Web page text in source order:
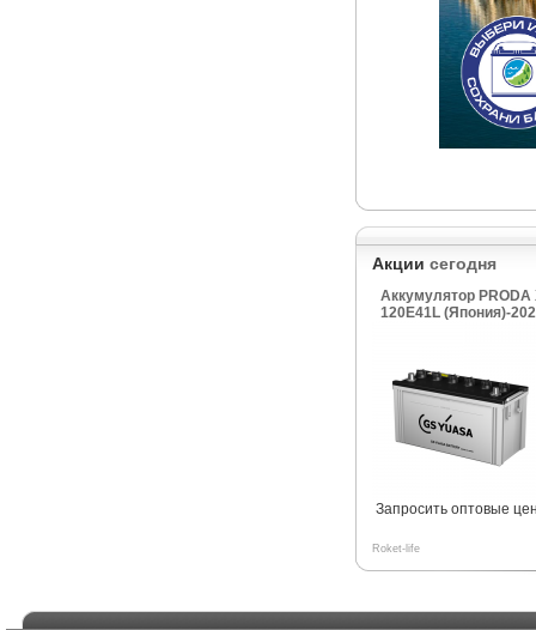
Акции сегодня
Аккумулятор PRODA
120E41L (Япония)-
Запросить оптовые
Roket-life